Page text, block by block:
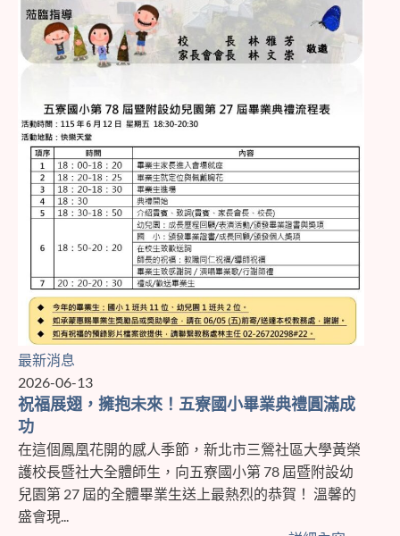
最新消息
2026-06-13
祝福展翅，擁抱未來！五寮國小畢業典禮圓滿成
功
在這個鳳凰花開的感人季節，新北市三鶯社區大學黃榮
護校長暨社大全體師生，向五寮國小第 78 屆暨附設幼
兒園第 27 屆的全體畢業生送上最熱烈的恭賀！ 溫馨的
盛會現...